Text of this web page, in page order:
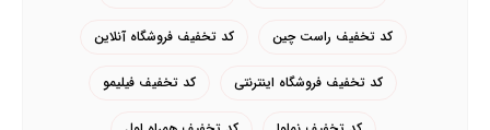
کد تخفیف راست چین کد تخفیف فروشگاه آنلاین
کد تخفیف فروشگاه اینترنتی کد تخفیف فیلیمو